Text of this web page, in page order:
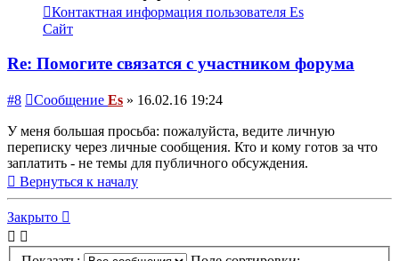
Контактная информация пользователя Es
Сайт
Re: Помогите связатся с участником форума
#8 Сообщение Es » 16.02.16 19:24
У меня большая просьба: пожалуйста, ведите личную
переписку через личные сообщения. Кто и кому готов за что
заплатить - не темы для публичного обсуждения.
Вернуться к началу
Закрыто